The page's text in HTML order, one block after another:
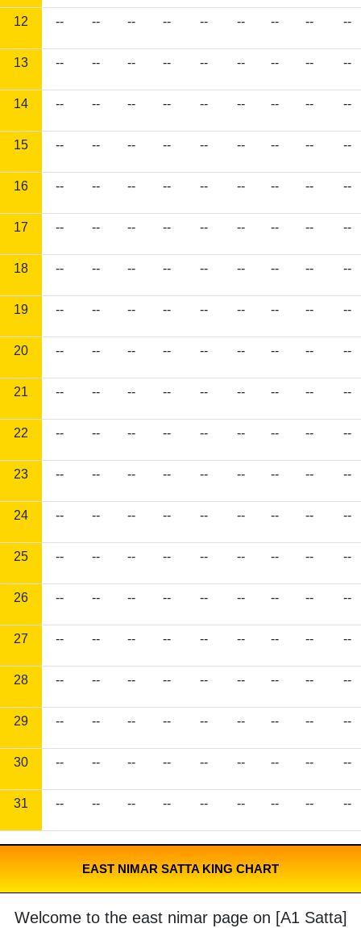
12 -- -- -- -- -- -- -- -- --
13 -- -- -- -- -- -- -- -- --
14 -- -- -- -- -- -- -- -- --
15 -- -- -- -- -- -- -- -- --
16 -- -- -- -- -- -- -- -- --
17 -- -- -- -- -- -- -- -- --
18 -- -- -- -- -- -- -- -- --
19 -- -- -- -- -- -- -- -- --
20 -- -- -- -- -- -- -- -- --
21 -- -- -- -- -- -- -- -- --
22 -- -- -- -- -- -- -- -- --
23 -- -- -- -- -- -- -- -- --
24 -- -- -- -- -- -- -- -- --
25 -- -- -- -- -- -- -- -- --
26 -- -- -- -- -- -- -- -- --
27 -- -- -- -- -- -- -- -- --
28 -- -- -- -- -- -- -- -- --
29 -- -- -- -- -- -- -- -- --
30 -- -- -- -- -- -- -- -- --
31 -- -- -- -- -- -- -- -- --
EAST NIMAR SATTA KING CHART
Welcome to the east nimar page on [A1 Satta]